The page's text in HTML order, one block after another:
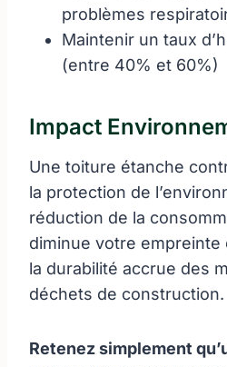
problèmes
Maintenir un taux
(entre 40% et 60%)
Impact
Une toiture étanche
la protection de
réduction de la
diminue votre empreinte
la durabilité accrue des
déchets de construction.
Retenez simplement